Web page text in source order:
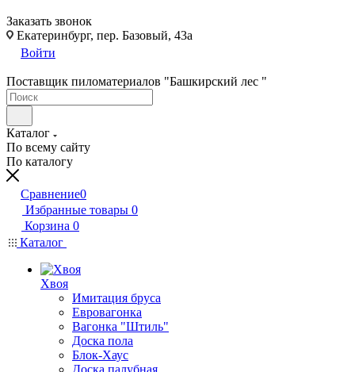
Заказать звонок
Екатеринбург, пер. Базовый, 43а
Войти
Поставщик пиломатериалов "Башкирский лес "
Каталог
По всему сайту
По каталогу
Сравнение0
Избранные товары 0
Корзина 0
Каталог
Хвоя
Имитация бруса
Евровагонка
Вагонка "Штиль"
Доска пола
Блок-Хаус
Доска палубная